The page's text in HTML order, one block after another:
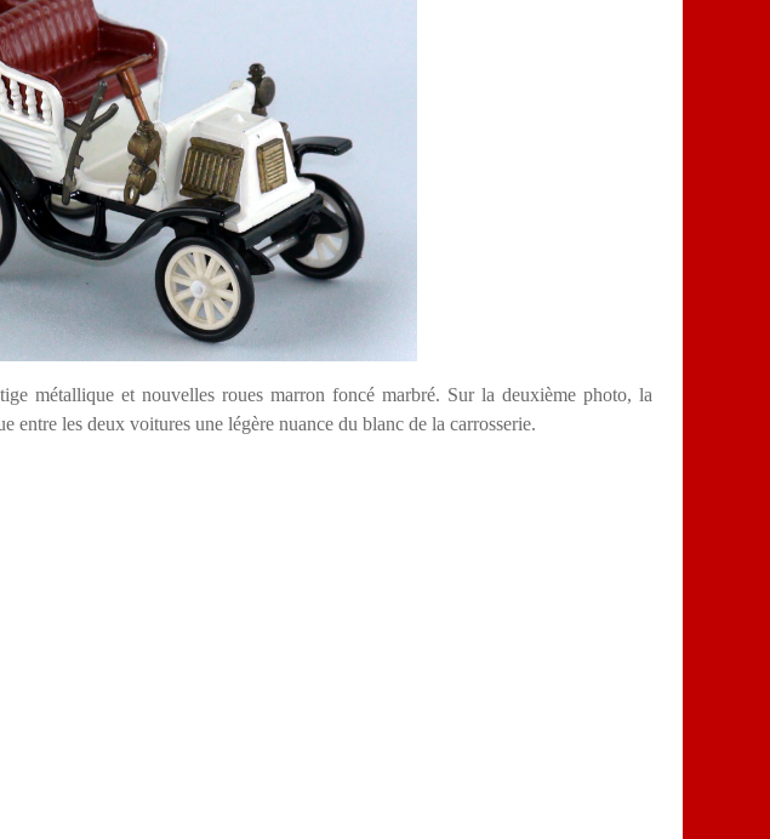
métallique et nouvelles roues marron foncé marbré. Sur la deuxième photo, la
les deux voitures une légère nuance du blanc de la carrosserie.